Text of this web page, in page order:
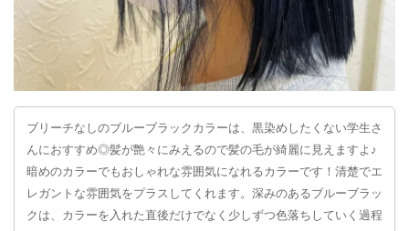
ブリーチなしのブルーブラックカラーは、黒染めしたくない学生さ
んにおすすめ◎髪が艶々にみえるので髪の毛が綺麗に見えますよ♪
暗めのカラーでもおしゃれな雰囲気になれるカラーです！清楚でエ
レガントな雰囲気をプラスしてくれます。深みのあるブルーブラッ
クは、カラーを入れた直後だけでなく少しずつ色落ちしていく過程